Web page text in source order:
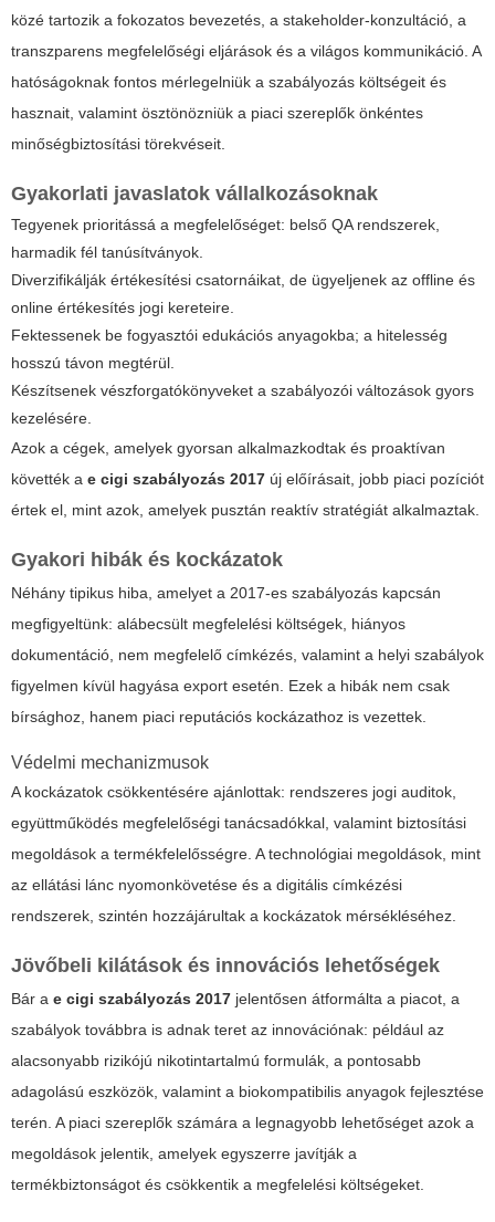
közé tartozik a fokozatos bevezetés, a stakeholder-konzultáció, a
transzparens megfelelőségi eljárások és a világos kommunikáció. A
hatóságoknak fontos mérlegelniük a szabályozás költségeit és
hasznait, valamint ösztönözniük a piaci szereplők önkéntes
minőségbiztosítási törekvéseit.
Gyakorlati javaslatok vállalkozásoknak
Tegyenek prioritássá a megfelelőséget: belső QA rendszerek,
harmadik fél tanúsítványok.
Diverzifikálják értékesítési csatornáikat, de ügyeljenek az offline és
online értékesítés jogi kereteire.
Fektessenek be fogyasztói edukációs anyagokba; a hitelesség
hosszú távon megtérül.
Készítsenek vészforgatókönyveket a szabályozói változások gyors
kezelésére.
Azok a cégek, amelyek gyorsan alkalmazkodtak és proaktívan
követték a e cigi szabályozás 2017 új előírásait, jobb piaci pozíciót
értek el, mint azok, amelyek pusztán reaktív stratégiát alkalmaztak.
Gyakori hibák és kockázatok
Néhány tipikus hiba, amelyet a 2017-es szabályozás kapcsán
megfigyeltünk: alábecsült megfelelési költségek, hiányos
dokumentáció, nem megfelelő címkézés, valamint a helyi szabályok
figyelmen kívül hagyása export esetén. Ezek a hibák nem csak
bírsághoz, hanem piaci reputációs kockázathoz is vezettek.
Védelmi mechanizmusok
A kockázatok csökkentésére ajánlottak: rendszeres jogi auditok,
együttműködés megfelelőségi tanácsadókkal, valamint biztosítási
megoldások a termékfelelősségre. A technológiai megoldások, mint
az ellátási lánc nyomonkövetése és a digitális címkézési
rendszerek, szintén hozzájárultak a kockázatok mérsékléséhez.
Jövőbeli kilátások és innovációs lehetőségek
Bár a e cigi szabályozás 2017 jelentősen átformálta a piacot, a
szabályok továbbra is adnak teret az innovációnak: például az
alacsonyabb rizikójú nikotintartalmú formulák, a pontosabb
adagolású eszközök, valamint a biokompatibilis anyagok fejlesztése
terén. A piaci szereplők számára a legnagyobb lehetőséget azok a
megoldások jelentik, amelyek egyszerre javítják a
termékbiztonságot és csökkentik a megfelelési költségeket.